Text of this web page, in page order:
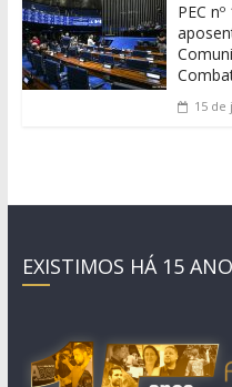
PEC
15 de
EXISTIMOS HÁ 15